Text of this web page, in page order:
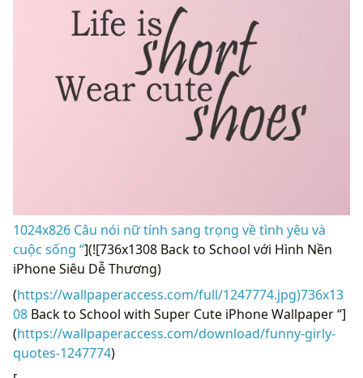
1024x826 Câu nói nữ tính sang trọng về tình yêu và
cuộc sống “](![736x1308 Back to School với Hình Nền
iPhone Siêu Dễ Thương)
(https://wallpaperaccess.com/full/1247774.jpg)736x13
08 Back to School with Super Cute iPhone Wallpaper “]
(https://wallpaperaccess.com/download/funny-girly-
quotes-1247774)